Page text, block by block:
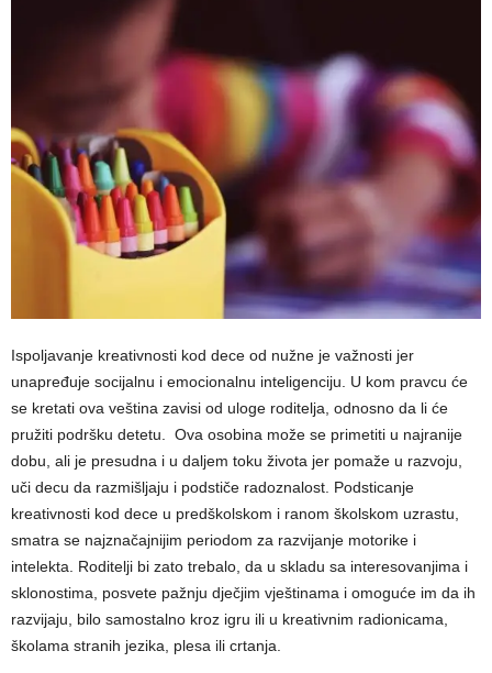
Ispoljavanje kreativnosti kod dece od nužne je važnosti jer
unapređuje socijalnu i emocionalnu inteligenciju. U kom pravcu će
se kretati ova veština zavisi od uloge roditelja, odnosno da li će
pružiti podršku detetu. Ova osobina može se primetiti u najranije
dobu, ali je presudna i u daljem toku života jer pomaže u razvoju,
uči decu da razmišljaju i podstiče radoznalost. Podsticanje
kreativnosti kod dece u predškolskom i ranom školskom uzrastu,
smatra se najznačajnijim periodom za razvijanje motorike i
intelekta. Roditelji bi zato trebalo, da u skladu sa interesovanjima i
sklonostima, posvete pažnju dječjim vještinama i omoguće im da ih
razvijaju, bilo samostalno kroz igru ili u kreativnim radionicama,
školama stranih jezika, plesa ili crtanja.